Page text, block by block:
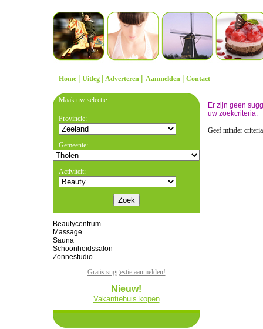
Home | Uitleg | Adverteren | Aanmelden | Contact
Maak uw selectie:
Provincie:
Gemeente:
Activiteit:
Beautycentrum
Massage
Sauna
Schoonheidssalon
Zonnestudio
Gratis suggestie aanmelden!
Nieuw!
Vakantiehuis kopen
Er zijn geen
uw zoekcriteria.
Geef minder